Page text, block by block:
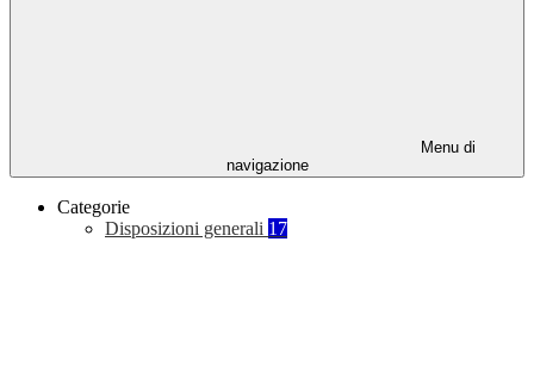
Menu di
navigazione
Categorie
Disposizioni generali 17